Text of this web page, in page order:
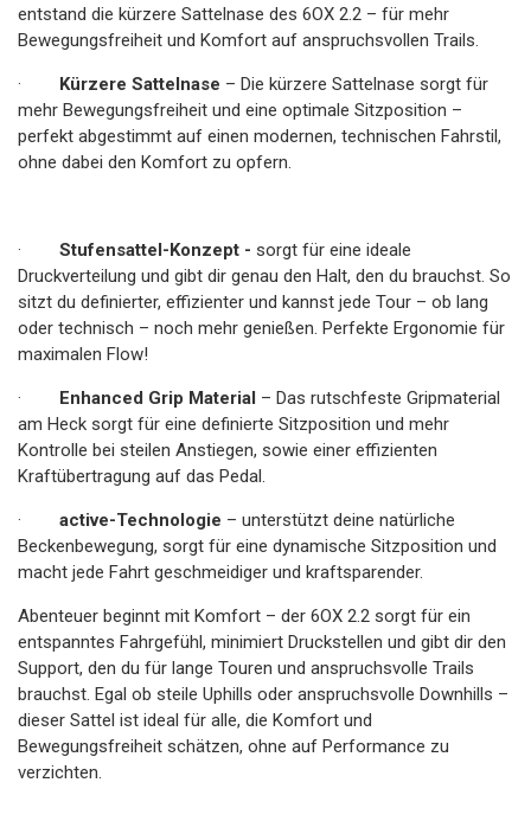
entstand die kürzere Sattelnase des 6OX 2.2 – für mehr
Bewegungsfreiheit und Komfort auf anspruchsvollen Trails.
· Kürzere Sattelnase – Die kürzere Sattelnase sorgt für
mehr Bewegungsfreiheit und eine optimale Sitzposition –
perfekt abgestimmt auf einen modernen, technischen Fahrstil,
ohne dabei den Komfort zu opfern.
· Stufensattel-Konzept - sorgt für eine ideale
Druckverteilung und gibt dir genau den Halt, den du brauchst. So
sitzt du definierter, effizienter und kannst jede Tour – ob lang
oder technisch – noch mehr genießen. Perfekte Ergonomie für
maximalen Flow!
· Enhanced Grip Material – Das rutschfeste Gripmaterial
am Heck sorgt für eine definierte Sitzposition und mehr
Kontrolle bei steilen Anstiegen, sowie einer effizienten
Kraftübertragung auf das Pedal.
· active-Technologie – unterstützt deine natürliche
Beckenbewegung, sorgt für eine dynamische Sitzposition und
macht jede Fahrt geschmeidiger und kraftsparender.
Abenteuer beginnt mit Komfort – der 6OX 2.2 sorgt für ein
entspanntes Fahrgefühl, minimiert Druckstellen und gibt dir den
Support, den du für lange Touren und anspruchsvolle Trails
brauchst. Egal ob steile Uphills oder anspruchsvolle Downhills –
dieser Sattel ist ideal für alle, die Komfort und
Bewegungsfreiheit schätzen, ohne auf Performance zu
verzichten.